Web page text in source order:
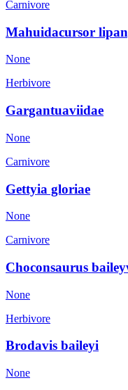
Carnivore
Mahuidacursor
None
Herbivore
Gargantuaviidae
None
Carnivore
Gettyia gloriae
None
Carnivore
Choconsaurus
None
Herbivore
Brodavis baileyi
None